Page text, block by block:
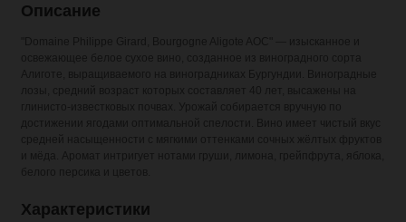
Описание
Характеристики